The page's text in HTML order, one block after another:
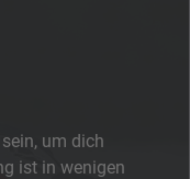
um dich
ist in wenigen